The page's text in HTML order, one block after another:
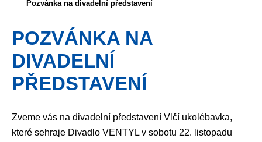
Pozvánka na divadelní představení
POZVÁNKA NA
DIVADELNÍ
PŘEDSTAVENÍ
Zveme vás na divadelní představení Vlčí ukolébavka,
které sehraje Divadlo VENTYL v sobotu 22. listopadu